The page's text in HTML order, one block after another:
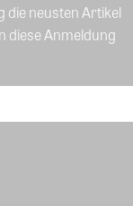
die neusten Artikel
diese Anmeldung